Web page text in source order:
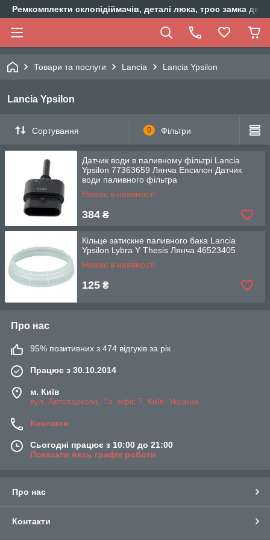
Ремкомплекти склопідіймачів, деталі люка, трос замка
Товари та послуги Lancia Lancia Ypsilon
Lancia Ypsilon
Сортування 0 Фільтри
Датчик води в паливному фільтрі Lancia
Ypsilon 77363659 Лянча Епсилон Датчик
води паливного фільтра
Немає в наявності
384 ₴
Кільце затискне паливного бака Lancia
Ypsilon Lybra Y Thesis Лянча 46523405
Немає в наявності
125 ₴
Про нас
95% позитивних з 474 відгуків за рік
Працює з 30.10.2014
м. Київ
вул. Автопаркова, 7а, офіс 7, Київ, Україна
Контакти
Сьогодні працює з 10:00 до 21:00
Показати весь графік роботи
Про нас
Контакти